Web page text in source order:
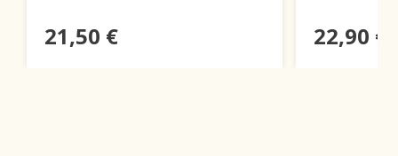
21,50 € 22,90 €